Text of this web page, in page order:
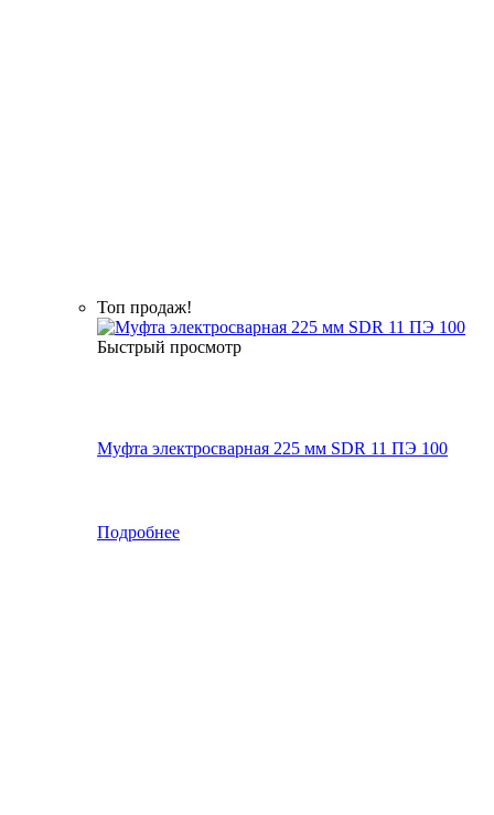
Топ продаж!
Быстрый просмотр
Муфта электросварная 225 мм SDR 11 ПЭ 100
Подробнее